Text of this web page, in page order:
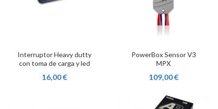
Interruptor Heavy dutty
con toma de carga y led
16,00 €
PowerBox Sensor V3
MPX
109,00 €